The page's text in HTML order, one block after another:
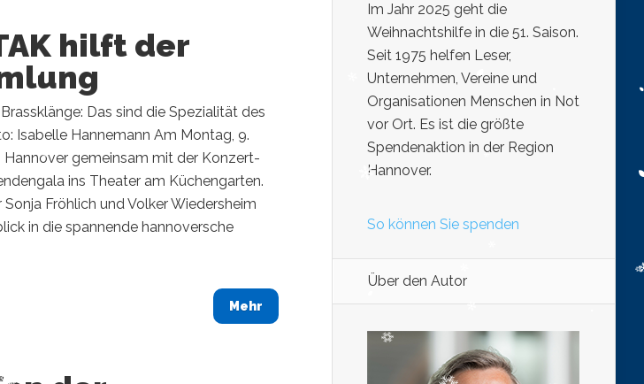
hilft der
Das sind die Spezialität des
Isabelle Hannemann ​Am Montag, 9.
Hannover gemeinsam mit der Konzert-
ins Theater am Küchengarten.
Fröhlich und Volker Wiedersheim
in die spannende hannoversche
Mehr
Im Jahr 2025 geht die
Weihnachtshilfe in die 51. Saison.
Seit 1975 helfen Leser,
Unternehmen, Vereine und
Organisationen Menschen in Not
vor Ort. Es ist die größte
Spendenaktion in der Region
Hannover.
So können Sie spenden
Über den Autor